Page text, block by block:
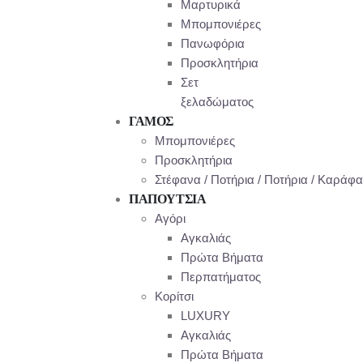
Μαρτυρικά
Μπομπονιέρες
Πανωφόρια
Προσκλητήρια
Σετ
ξελαδώματος
ΓΑΜΟΣ
Μπομπονιέρες
Προσκλητήρια
Στέφανα / Ποτήρια / Ποτήρια / Καράφα
ΠΑΠΟΥΤΣΙΑ
Αγόρι
Αγκαλιάς
Πρώτα Βήματα
Περπατήματος
Κορίτσι
LUXURY
Αγκαλιάς
Πρώτα Βήματα